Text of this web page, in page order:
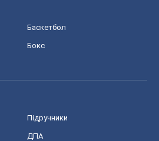
Баскетбол
Бокс
Підручники
ДПА